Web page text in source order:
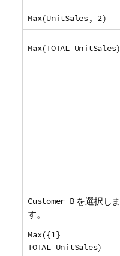
Max(UnitSales, 2)
Max(TOTAL UnitSales)
Customer Bを選択しま
す。
Max({1}
TOTAL UnitSales)